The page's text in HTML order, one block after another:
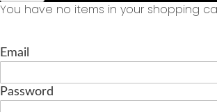
You have no items in your shopping
Email
Password